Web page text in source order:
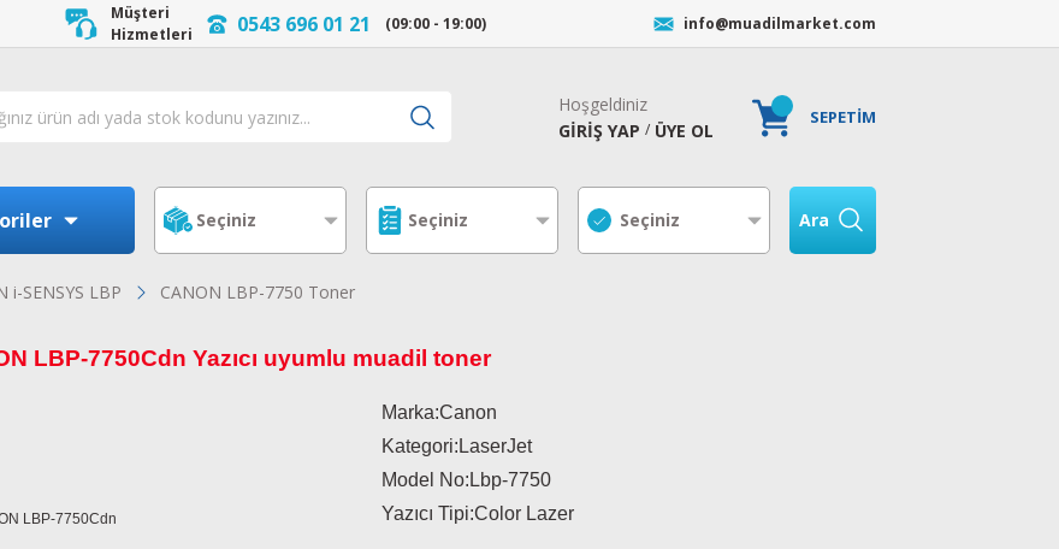
Müşteri
Hizmetleri
0543 696 01 21 (09:00 - 19:00) info@muadilmarket.com
Hoşgeldiniz
GİRİŞ YAP / ÜYE OL
SEPETİM
Ara
i-SENSYS LBP CANON LBP-7750 Toner
LBP-7750Cdn Yazıcı uyumlu muadil toner
Marka:Canon
Kategori:LaserJet
Model No: Lbp-7750
Yazıcı Tipi:Color Lazer